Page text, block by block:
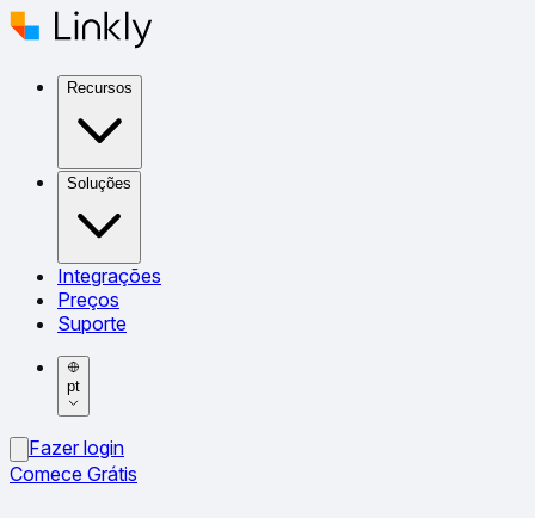
Recursos
Soluções
Integrações
Preços
Suporte
pt
Fazer login
Comece Grátis